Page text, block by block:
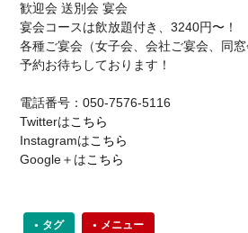
歓迎会 送別会 宴会
宴会コースは飲放題付き、3240円〜！
各種ご宴会（女子会、会社ご宴会、同
予約お待ちしております！
電話番号：050-7576-5116
Twitterはこちら
Instagramはこちら
Google＋はこちら
タグ メニュー